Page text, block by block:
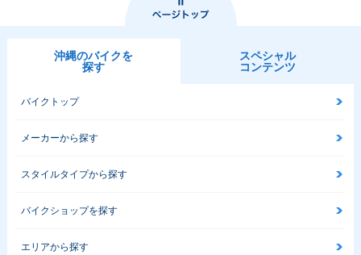
沖縄のバイクを
探す
スペシャル
コンテンツ
バイクトップ
メーカーから探す
スタイルタイプから探す
バイクショップを探す
エリアから探す